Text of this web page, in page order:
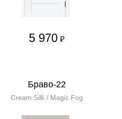
5 970 ₽
Браво-22
Cream Silk / Magic Fog